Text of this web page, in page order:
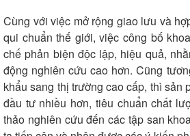
Cùng với việc mở rộng giao lưu và
qui chuẩn thế giới, việc công bố
chế phản biện độc lập, hiệu quả,
động nghiên cứu cao hơn. Cũng
khẩu sang thị trường cao cấp, thì sản
đầu tư nhiều hơn, tiêu chuẩn chất
thảo nghiên cứu đến các tập san